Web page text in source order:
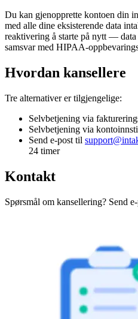
Du kan gjenopprette kontoen din
med alle dine eksisterende data
reaktivering å starte på nytt —
samsvar med HIPAA-
Hvordan kansellere
Tre alternativer er tilgjengelige:
Selvbetjening via
Selvbetjening via
Send e-post til
24 timer
Kontakt
Spørsmål om kansellering? Send